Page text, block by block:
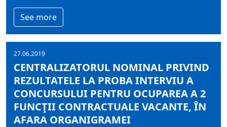
See more
27.06.2019
CENTRALIZATORUL NOMINAL PRIVIND
REZULTATELE LA PROBA INTERVIU A
CONCURSULUI PENTRU OCUPAREA A 2
FUNCŢII CONTRACTUALE VACANTE, ÎN
AFARA ORGANIGRAMEI